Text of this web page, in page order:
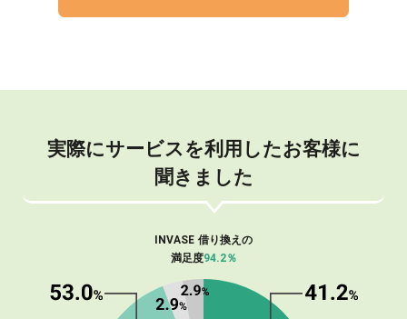
実際にサービスを利用したお客様に
聞きました
INVASE 借り換えの
満足度94.2％